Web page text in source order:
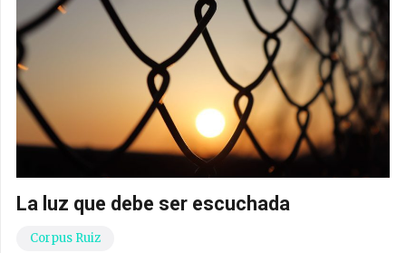
La luz que debe ser escuchada
Corpus Ruiz